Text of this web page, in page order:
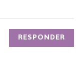
RESPONDER